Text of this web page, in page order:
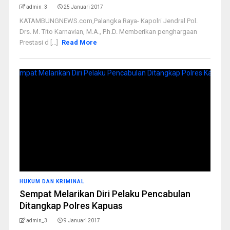
admin_3 25 Januari 2017
KATAMBUNGNEWS.com,Palangka Raya- Kapolri Jendral Pol.
Drs. M. Tito Karnavian, M.A., P.h.D. Memberikan penghargaan
Prestasi d [...]
Read More
HUKUM DAN KRIMINAL
Sempat Melarikan Diri Pelaku Pencabulan
Ditangkap Polres Kapuas
admin_3 9 Januari 2017